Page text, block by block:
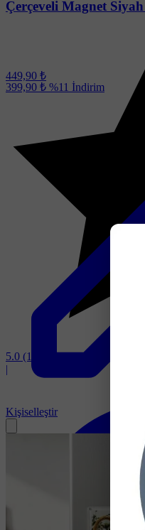
Çerçeveli Magnet
5.0 (1)
|
449,90 ₺
399,90 ₺ %11 İndirim
Kişiselleştir